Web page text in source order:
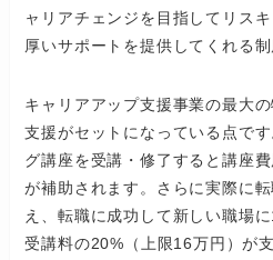
ャリアチェンジを目指してリス
厚いサポートを提供してくれる制
キャリアアップ支援事業の最大
支援がセットになっている点で
グ講座を受講・修了すると講座
が補助されます。さらに実際に
え、転職に成功して新しい職場
受講料の20%（上限16万円）が